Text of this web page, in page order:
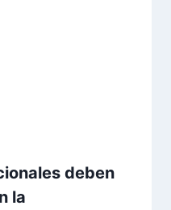
deben
la